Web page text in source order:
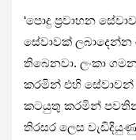
‘පොදු ප්‍රවාහන
සේවාවක් ලබාදෙන්න
තිබෙනවා. ලංකා
කරමින් එහි
කටයුතු කරමින්
තිරසර ලෙස